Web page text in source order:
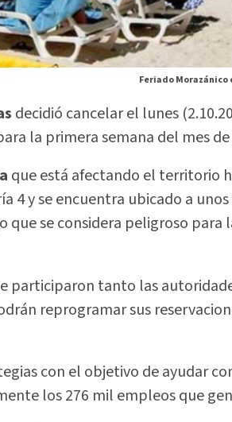
Feriado Morazánico
decidió cancelar el lunes
la primera semana del mes
que está afectando el territorio
4 y se encuentra ubicado a
que se considera peligroso para
participaron tanto las
reprogramar sus
con el objetivo de ayudar
los 276 mil empleos que